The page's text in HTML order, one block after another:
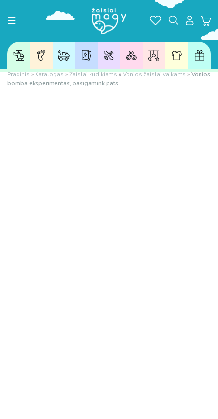
Toggle navigation
☰
Pradinis»Katalogas»Žaislai kūdikiams»Vonios žaislai vaikams»Vonios
bomba eksperimentas, pasigamink pats